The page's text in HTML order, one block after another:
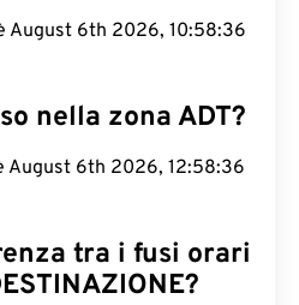
August 6th 2026, 10:58:37
nella zona ADT?
August 6th 2026, 12:58:37
tra i fusi orari